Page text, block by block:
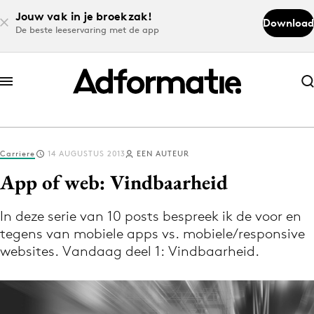
Jouw vak in je broekzak!
De beste leeservaring met de app
Download
Abonneer nu
Abonneer nu
Log in
Download de app
Volg het laatste nieuws via de Adformatie
Nieuws app
Carriere 14 AUGUSTUS 2013 EEN AUTEUR
App of web: Vindbaarheid
In deze serie van 10 posts bespreek ik de voor en
tegens van mobiele apps vs. mobiele/responsive
websites. Vandaag deel 1: Vindbaarheid.